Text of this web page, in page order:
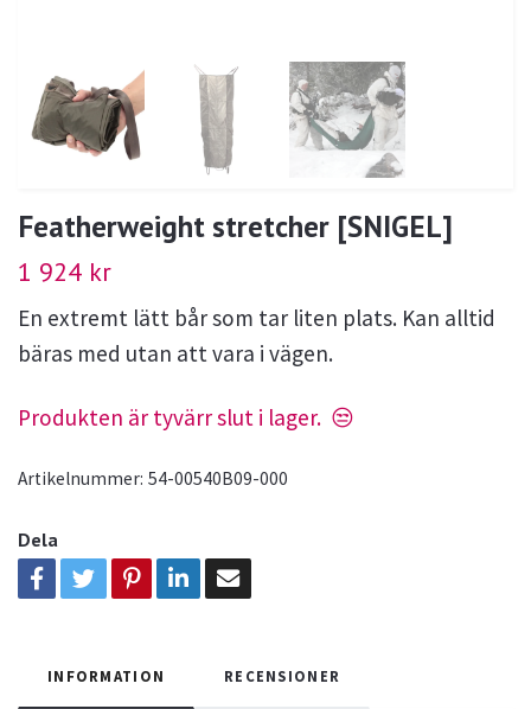
Featherweight stretcher [SNIGEL]
1 924 kr
En extremt lätt bår som tar liten plats. Kan alltid
bäras med utan att vara i vägen.
Produkten är tyvärr slut i lager. 😒
Artikelnummer: 54-00540B09-000
Dela
INFORMATION RECENSIONER